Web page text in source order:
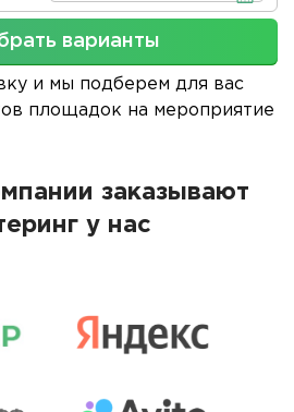
варианты
и мы подберем для вас
площадок на мероприятие
заказывают
у нас